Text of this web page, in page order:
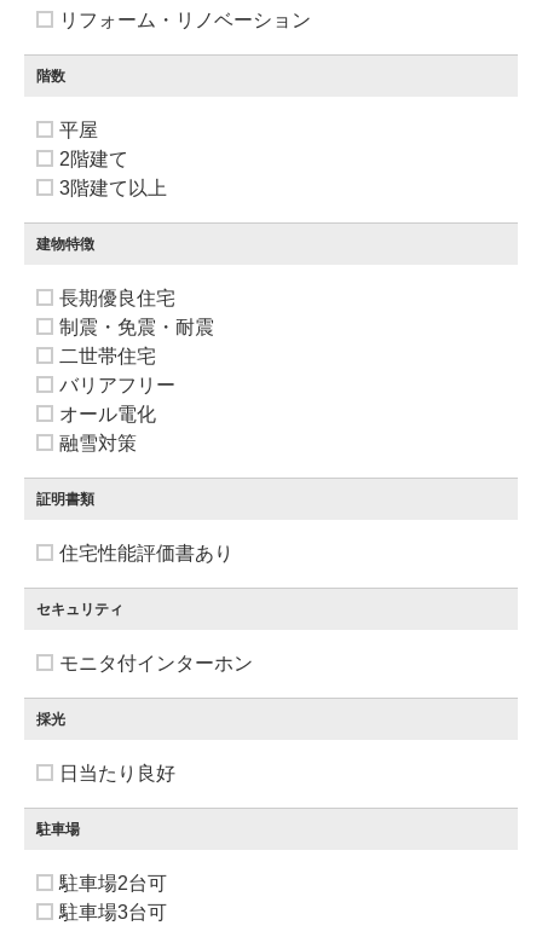
リフォーム・リノベーション
階数
平屋
2階建て
3階建て以上
建物特徴
長期優良住宅
制震・免震・耐震
二世帯住宅
バリアフリー
オール電化
融雪対策
証明書類
住宅性能評価書あり
セキュリティ
モニタ付インターホン
採光
日当たり良好
駐車場
駐車場2台可
駐車場3台可